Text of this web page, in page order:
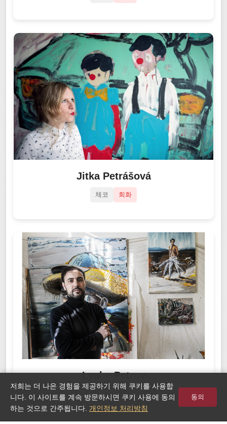
Jitka Petrášová
체코 회화
Lyube Petrov
체코 회화
저희는 더 나은 경험을 제공하기 위해 쿠키를 사용합
니다. 이 사이트를 계속 방문하시면 쿠키 사용에 동의
하는 것으로 간주됩니다. 개인정보 처리방침
동의